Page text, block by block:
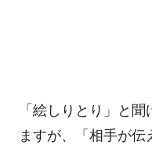
「絵しりとり」と
ますが、「相手が